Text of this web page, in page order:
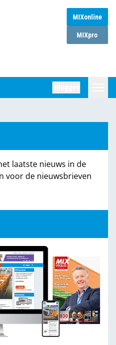
MIXonline
MIXpro
laatste nieuws in de
voor de nieuwsbrieven